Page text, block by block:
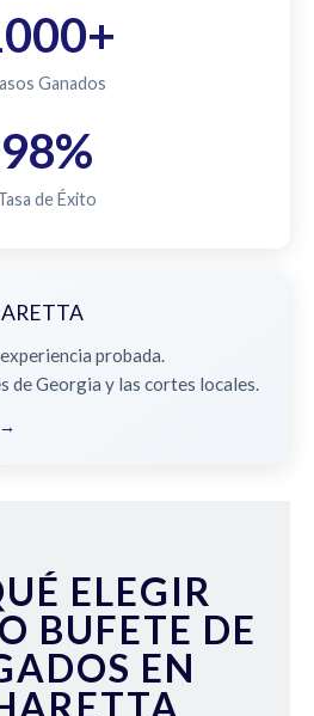
Ganados
98%
de Éxito
probada.
de Georgia y las cortes locales.
ELEGIR
BUFETE DE
EN